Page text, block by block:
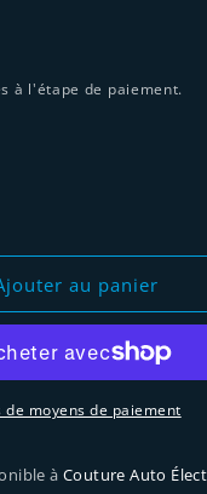
à l'étape de paiement.
au panier
de moyens de paiement
à Couture Auto